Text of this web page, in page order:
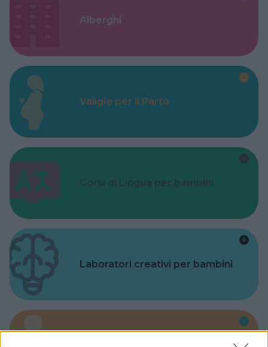
Alberghi
Valigie per il Parto
Corsi di Lingua per bambini
Laboratori creativi per bambini